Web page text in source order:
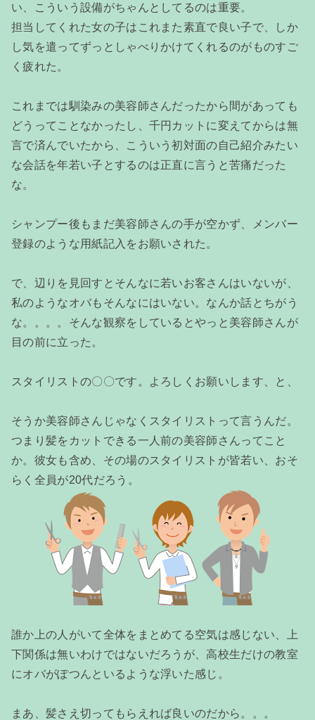
い、こういう設備がちゃんとしてるのは重要。
担当してくれた女の子はこれまた素直で良い子で、しか
し気を遣ってずっとしゃべりかけてくれるのがものすご
く疲れた。
これまでは馴染みの美容師さんだったから間があっても
どうってことなかったし、千円カットに変えてからは無
言で済んでいたから、こういう初対面の自己紹介みたい
な会話を年若い子とするのは正直に言うと苦痛だった
な。
シャンプー後もまだ美容師さんの手が空かず、メンバー
登録のような用紙記入をお願いされた。
で、辺りを見回すとそんなに若いお客さんはいないが、
私のようなオバもそんなにはいない。なんか話とちがう
な。。。。そんな観察をしているとやっと美容師さんが
目の前に立った。
スタイリストの〇〇です。よろしくお願いします、と、
そうか美容師さんじゃなくスタイリストって言うんだ。
つまり髪をカットできる一人前の美容師さんってこと
か。彼女も含め、その場のスタイリストが皆若い、おそ
らく全員が20代だろう。
誰か上の人がいて全体をまとめてる空気は感じない、上
下関係は無いわけではないだろうが、高校生だけの教室
にオバがぽつんといるような浮いた感じ。
まあ、髪さえ切ってもらえれば良いのだから。。。